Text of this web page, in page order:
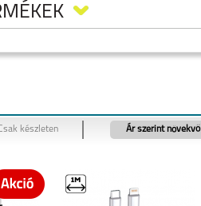
MOTOROLA MOTO
G35 5G
G24
készleten Ár szerint növekvő